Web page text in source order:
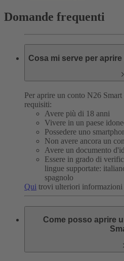
Domande frequenti
Cosa mi serve per
Per aprire un conto N26
requisiti:
Avere più di 18 anni
Vivere in un paese
Possedere uno
Non avere ancora un
Avere un documento
Essere in grado di
lingue supportate:
spagnolo
Qui trovi ulteriori informazioni
Come posso aprire